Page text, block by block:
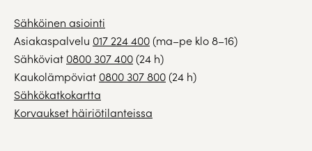
Sähköinen asiointi
Asiakaspalvelu 017 224 400(ma–pe klo 8–16)
Sähköviat 0800 307 400(24 h)
Kaukolämpöviat 0800 307 800(24 h)
Sähkökatkokartta
Korvaukset häiriötilanteissa